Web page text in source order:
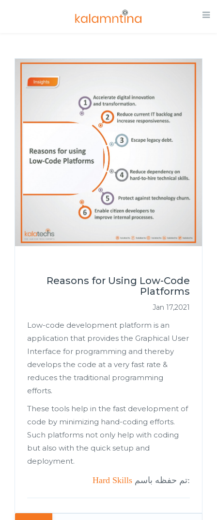
Reasons for Using Low-Code
Platforms
Jan 17,2021
Low-code development platform is an
application that provides the Graphical User
Interface for programming and thereby
develops the code at a very fast rate &
reduces the traditional programming
efforts.
These tools help in the fast development of
code by minimizing hand-coding efforts.
Such platforms not only help with coding
but also with the quick setup and
deployment.
:تم حفظه باسم Hard Skills